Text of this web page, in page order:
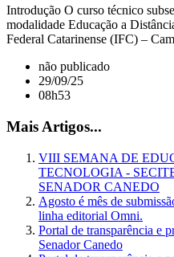
Introdução O curso técnico
modalidade Educação a
Federal Catarinense (IFC) –
não publicado
29/09/25
08h53
Mais Artigos...
VIII SEMANA DE
TECNOLOGIA -
SENADOR CANEDO
Agosto é mês de
linha editorial Omni.
Portal de transparência e
Senador Canedo